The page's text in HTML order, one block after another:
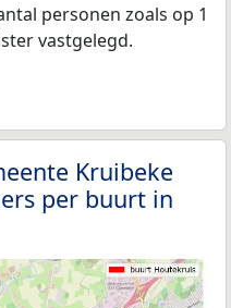
personen zoals op 1
vastgelegd.
Kruibeke
per buurt in